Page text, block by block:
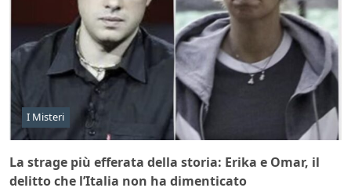
I Misteri
La strage più efferata della storia: Erika e Omar, il
delitto che l’Italia non ha dimenticato